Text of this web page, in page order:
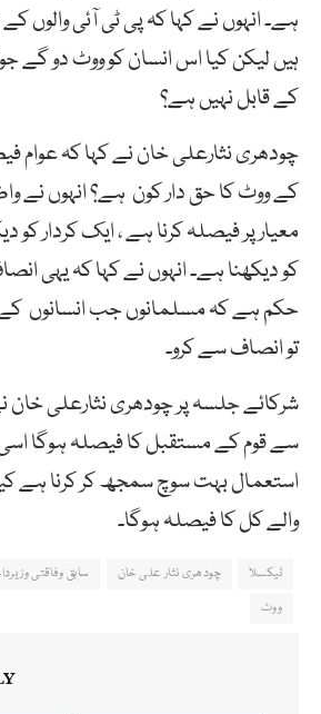
ہے۔ انہوں نے کہا کہ پی ٹی آئی والوں
ہیں لیکن کیا اس انسان کو ووٹ دو گے
کے قابل نہیں ہے؟
چودھری نثارعلی خان نے کہا کہ عوام
کے ووٹ کا حق دار کون ہے؟ انہوں نے
معیارپر فیصلہ کرنا ہے ، ایک کردار کو
کو دیکھنا ہے۔ انہوں نے کہا کہ یہی
حکم ہے کہ مسلمانوں جب انسانوں کے
تو انصاف سے کرو۔
شرکائے جلسہ پر چودھری نثارعلی خان
سے قوم کے مستقبل کا فیصلہ ہوگا
استعمال بہت سوچ سمجھ کر کرنا ہے
والے کل کا فیصلہ ہوگا۔
ٹیکسلا چودھری نثار علی خان سابق وفاقتی
ووٹ